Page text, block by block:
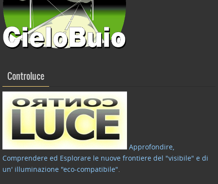
Controluce
Approfondire,
Comprendere ed Esplorare le nuove frontiere del "visibile" e di
un' illuminazione "eco-compatibile".